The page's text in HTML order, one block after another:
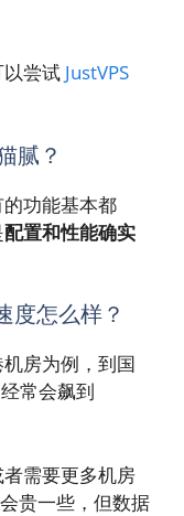
尝试 JustVPS
腻？
功能基本都
配置和性能确实
度怎么样？
房为例，到国
常会飙到
需要更多机房
贵一些，但数据